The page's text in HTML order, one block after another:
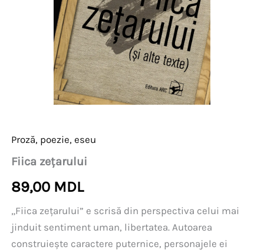
Proză, poezie, eseu
Fiica zețarului
89,00 MDL
„Fiica zețarului” e scrisă din perspectiva celui mai
jinduit sentiment uman, libertatea. Autoarea
construiește caractere puternice, personajele ei